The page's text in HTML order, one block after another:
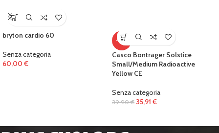
bryton cardio 60
Senza categoria
60,00 €
-10%
Casco Bontrager Solstice
Small/Medium Radioactive
Yellow CE
Senza categoria
39,90€ 35,91 €